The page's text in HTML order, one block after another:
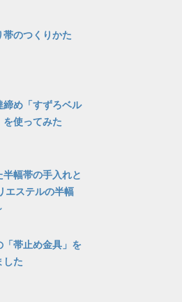
帯のつくりかた
締め「すずろベル
を使ってみた
半幅帯の手入れと
エステルの半幅
「帯止め金具」を
した